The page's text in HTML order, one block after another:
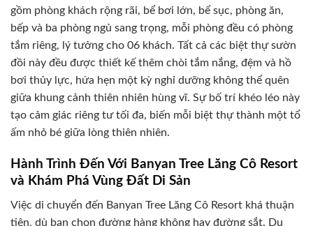
gồm phòng khách rộng rãi, bể bơi lớn, bể sục, phòng ăn,
bếp và ba phòng ngủ sang trọng, mỗi phòng đều có phòng
tắm riêng, lý tưởng cho 06 khách. Tất cả các biệt thự sườn
đồi này đều được thiết kế thêm chòi tắm nắng, đệm và hồ
bơi thủy lực, hứa hẹn một kỳ nghỉ dưỡng không thể quên
giữa khung cảnh thiên nhiên hùng vĩ. Sự bố trí khéo léo này
tạo cảm giác riêng tư tối đa, biến mỗi biệt thự thành một tổ
ấm nhỏ bé giữa lòng thiên nhiên.
Hành Trình Đến Với Banyan Tree Lăng Cô Resort
và Khám Phá Vùng Đất Di Sản
Việc di chuyển đến Banyan Tree Lăng Cô Resort khá thuận
tiện, dù bạn chọn đường hàng không hay đường sắt. Du